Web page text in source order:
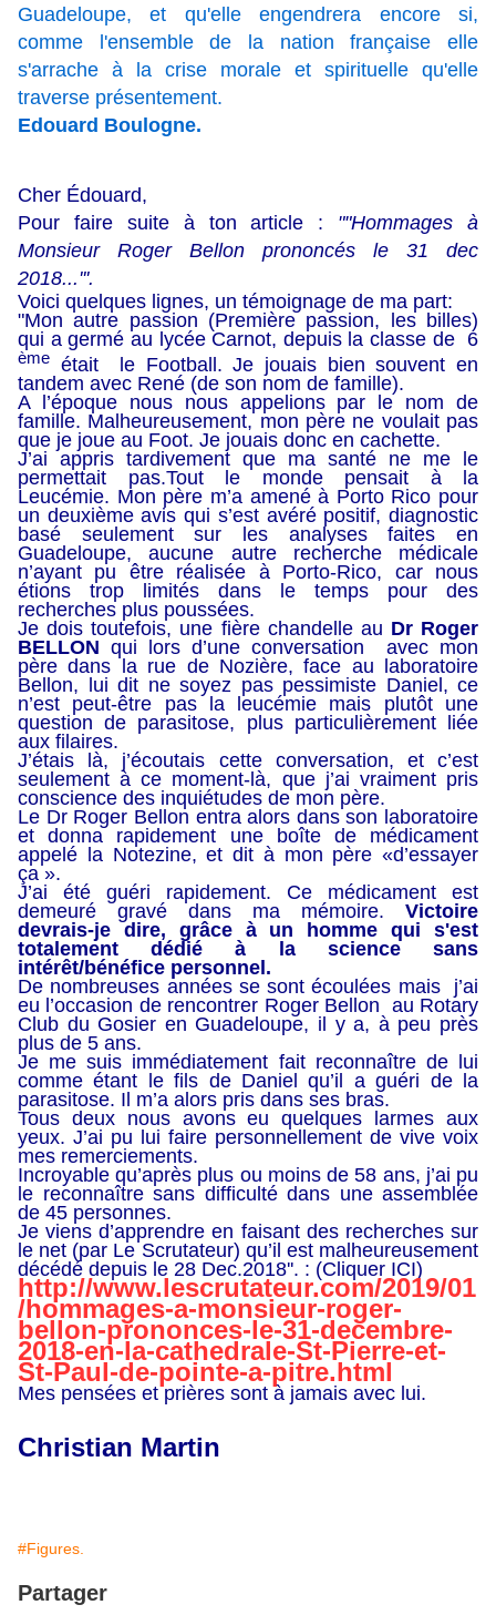
Guadeloupe, et qu'elle engendrera encore si,
comme l'ensemble de la nation française elle
s'arrache à la crise morale et spirituelle qu'elle
traverse présentement.
Edouard Boulogne.
Cher Édouard,
Pour faire suite à ton article : ""Hommages à
Monsieur Roger Bellon prononcés le 31 dec
2018...'''.
Voici quelques lignes, un témoignage de ma part:
"Mon autre passion (Première passion, les billes)
qui a germé au lycée Carnot, depuis la classe de 6
ème était le Football. Je jouais bien souvent en
tandem avec René (de son nom de famille).
A l’époque nous nous appelions par le nom de
famille. Malheureusement, mon père ne voulait pas
que je joue au Foot. Je jouais donc en cachette.
J’ai appris tardivement que ma santé ne me le
permettait pas.Tout le monde pensait à la
Leucémie. Mon père m’a amené à Porto Rico pour
un deuxième avis qui s’est avéré positif, diagnostic
basé seulement sur les analyses faites en
Guadeloupe, aucune autre recherche médicale
n’ayant pu être réalisée à Porto-Rico, car nous
étions trop limités dans le temps pour des
recherches plus poussées.
Je dois toutefois, une fière chandelle au Dr Roger
BELLON qui lors d’une conversation avec mon
père dans la rue de Nozière, face au laboratoire
Bellon, lui dit ne soyez pas pessimiste Daniel, ce
n’est peut-être pas la leucémie mais plutôt une
question de parasitose, plus particulièrement liée
aux filaires.
J’étais là, j’écoutais cette conversation, et c’est
seulement à ce moment-là, que j’ai vraiment pris
conscience des inquiétudes de mon père.
Le Dr Roger Bellon entra alors dans son laboratoire
et donna rapidement une boîte de médicament
appelé la Notezine, et dit à mon père «d’essayer
ça ».
J’ai été guéri rapidement. Ce médicament est
demeuré gravé dans ma mémoire.
Victoire
devrais-je dire, grâce à un homme qui s'est
totalement dédié à la science sans
intérêt/bénéfice personnel.
De nombreuses années se sont écoulées mais j’ai
eu l’occasion de rencontrer Roger Bellon au Rotary
Club du Gosier en Guadeloupe, il y a, à peu près
plus de 5 ans.
Je me suis immédiatement fait reconnaître de lui
comme étant le fils de Daniel qu’il a guéri de la
parasitose. Il m’a alors pris dans ses bras.
Tous deux nous avons eu quelques larmes aux
yeux. J’ai pu lui faire personnellement de vive voix
mes remerciements.
Incroyable qu’après plus ou moins de 58 ans, j’ai pu
le reconnaître sans difficulté dans une assemblée
de 45 personnes.
Je viens d’apprendre en faisant des recherches sur
le net (par Le Scrutateur) qu’il est malheureusement
décédé depuis le 28 Dec.2018''. : (Cliquer ICI)
http://www.lescrutateur.com/2019/01
/hommages-a-monsieur-roger-
bellon-prononces-le-31-decembre-
2018-en-la-cathedrale-St-Pierre-et-
St-Paul-de-pointe-a-pitre.html
Mes pensées et prières sont à jamais avec lui.
Christian Martin
#Figures.
Partager